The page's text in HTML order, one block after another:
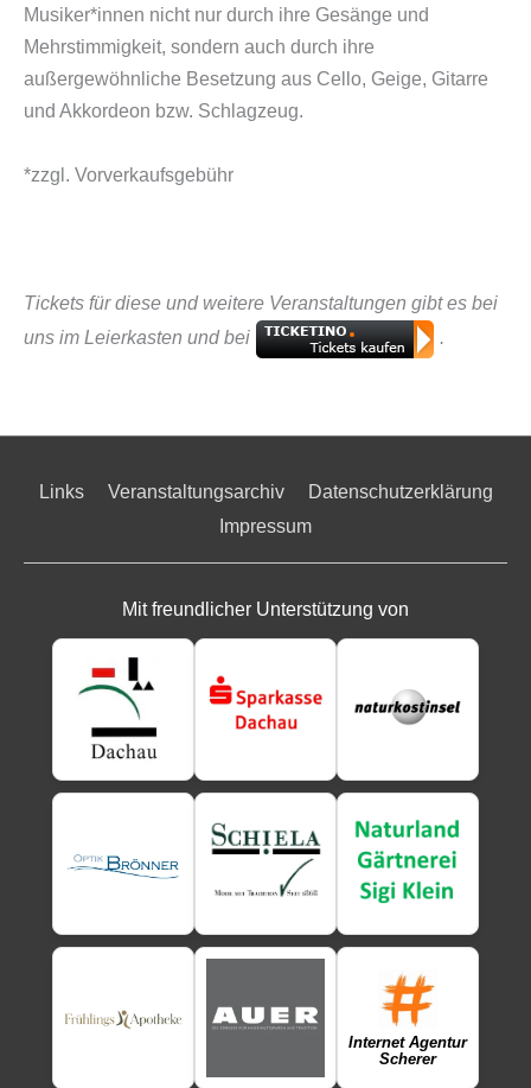
Musiker*innen nicht nur durch ihre Gesänge und
Mehrstimmigkeit, sondern auch durch ihre
außergewöhnliche Besetzung aus Cello, Geige, Gitarre
und Akkordeon bzw. Schlagzeug.
*zzgl. Vorverkaufsgebühr
Tickets für diese und weitere Veranstaltungen gibt es bei
uns im Leierkasten und bei
.
Links Veranstaltungsarchiv
Datenschutzerklärung
Impressum
Mit freundlicher Unterstützung von
Internet Agentur
Scherer